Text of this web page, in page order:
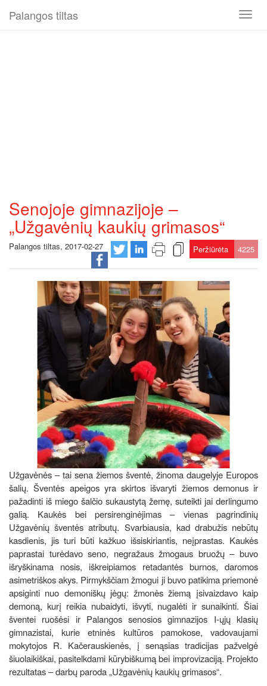
Toggle
Palangos tiltas
Senojoje gimnazijoje –
„Užgavėnių kaukių grimasos“
Palangos tiltas, 2017-02-27 Peržiūrėta 4225
Užgavėnės – tai sena žiemos šventė, žinoma daugelyje Europos
šalių. Šventės apeigos yra skirtos išvaryti žiemos demonus ir
pažadinti iš miego šalčio sukaustytą žemę, suteikti jai derlingumo
galią. Kaukės bei persirenginėjimas – vienas pagrindinių
Užgavėnių šventės atributų. Svarbiausia, kad drabužis nebūtų
kasdienis, jis turi būti kažkuo išsiskiriantis, neįprastas. Kaukės
paprastai turėdavo seno, negražaus žmogaus bruožų – buvo
išryškinama nosis, iškreipiamos retadantės burnos, daromos
asimetriškos akys. Pirmykščiam žmogui ji buvo patikima priemonė
apsiginti nuo demoniškų jėgų: žmonės žiemą įsivaizdavo kaip
demoną, kurį reikia nubaidyti, išvyti, nugalėti ir sunaikinti. Šiai
šventei ruošėsi ir Palangos senosios gimnazijos I-ųjų klasių
gimnazistai, kurie etninės kultūros pamokose, vadovaujami
mokytojos R. Kačerauskienės, į senąsias tradicijas pažvelgė
šiuolaikiškai, pasitelkdami kūrybiškumą bei improvizaciją. Projekto
rezultatas – darbų paroda „Užgavėnių kaukių grimasos“.